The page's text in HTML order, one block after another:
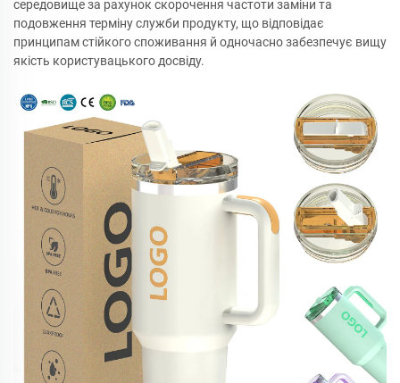
середовище за рахунок скорочення частоти заміни та
подовження терміну служби продукту, що відповідає
принципам стійкого споживання й одночасно забезпечує вищу
якість користувацького досвіду.